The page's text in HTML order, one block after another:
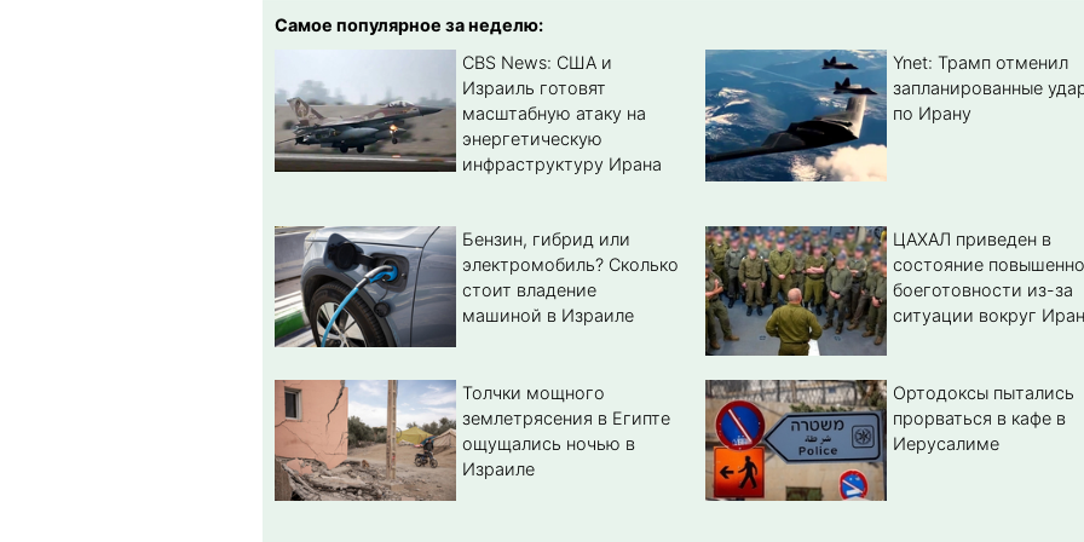
Самое популярное за неделю:
CBS News: США и
Израиль готовят
масштабную атаку на
энергетическую
инфраструктуру Ирана
Ynet: Трамп отменил
запланированные
по Ирану
Бензин, гибрид или
электромобиль? Cколько
стоит владение
машиной в Израиле
ЦАХАЛ приведен в
состояние
боеготовности из-за
ситуации вокруг
Толчки мощного
землетрясения в Египте
ощущались ночью в
Израиле
Ортодоксы пытались
прорваться в кафе в
Иерусалиме